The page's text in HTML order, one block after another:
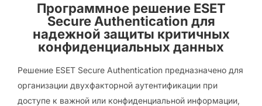
Программное решение ESET
Secure Authentication для
надежной защиты критичных
конфиденциальных данных
Решение ESET Secure Authentication предназначено для
организации двухфакторной аутентификации при
доступе к важной или конфиденциальной информации,